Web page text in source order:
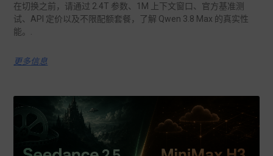
在切换之前，请通过 2.4T 参数、1M 上下文窗口、官方基准测
试、API 定价以及不限配额套餐，了解 Qwen 3.8 Max 的真实性
能。.
更多信息